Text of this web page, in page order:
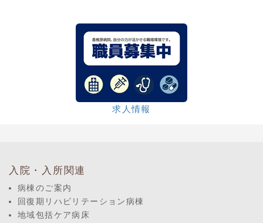
求人情報
入院・入所関連
病棟のご案内
回復期リハビリテーション病棟
地域包括ケア病床